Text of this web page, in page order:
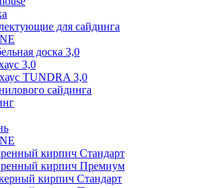
для сайдинга
доска 3,0
3,0
TUNDRA 3,0
сайдинга
кирпич Стандарт
кирпич Премиум
кирпич Стандарт